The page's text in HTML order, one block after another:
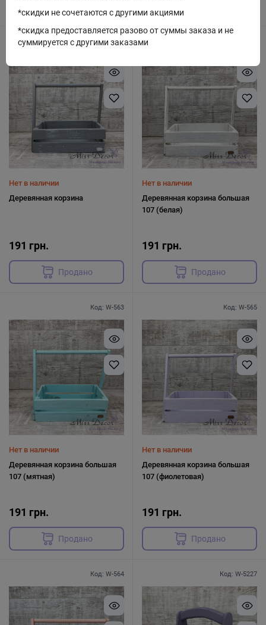
Код: W-5025
Нет в наличии
Деревянная корзина
191 грн.
Продано
Нет в наличии
Деревянная корзина большая
107 (белая)
191 грн.
Продано
Код: W-563
Нет в наличии
Деревянная корзина большая
107 (мятная)
191 грн.
Продано
Код: W-565
Нет в наличии
Деревянная корзина большая
107 (фиолетовая)
191 грн.
Продано
Код: W-564 Код: W-5227
*скидки не сочетаются с другими акциями
*скидка предоставляется разово от суммы заказа и не
суммируется с другими заказами